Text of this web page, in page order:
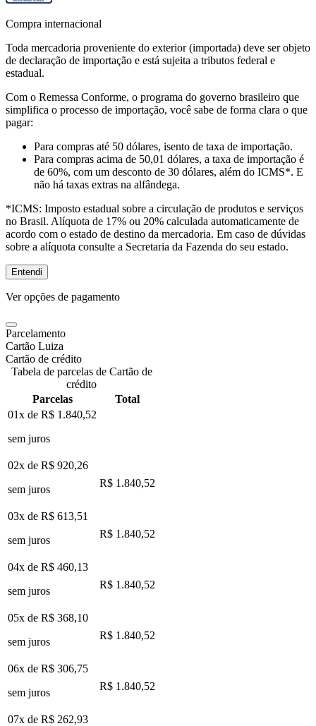
Compra internacional
Toda mercadoria proveniente do exterior (importada) deve ser objeto
de declaração de importação e está sujeita a tributos federal e
estadual.
Com o Remessa Conforme, o programa do governo brasileiro que
simplifica o processo de importação, você sabe de forma clara o que
pagar:
Para compras até 50 dólares, isento de taxa de importação.
Para compras acima de 50,01 dólares, a taxa de importação é
de 60%, com um desconto de 30 dólares, além do ICMS*. E
não há taxas extras na alfândega.
*ICMS: Imposto estadual sobre a circulação de produtos e serviços
no Brasil. Alíquota de 17% ou 20% calculada automaticamente de
acordo com o estado de destino da mercadoria. Em caso de dúvidas
sobre a alíquota consulte a Secretaria da Fazenda do seu estado.
Entendi
Ver opções de pagamento
Parcelamento
Cartão Luiza
Cartão de crédito
Tabela de parcelas de Cartão de
crédito
Parcelas
Total
01x de R$ 1.840,52
sem juros
02x de R$ 920,26
sem juros
R$ 1.840,52
03x de R$ 613,51
sem juros
R$ 1.840,52
04x de R$ 460,13
sem juros
R$ 1.840,52
05x de R$ 368,10
sem juros
R$ 1.840,52
06x de R$ 306,75
sem juros
R$ 1.840,52
07x de R$ 262,93